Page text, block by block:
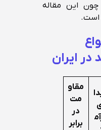
این مقاله
است.
ایران
مقاو
مت
در
برابر